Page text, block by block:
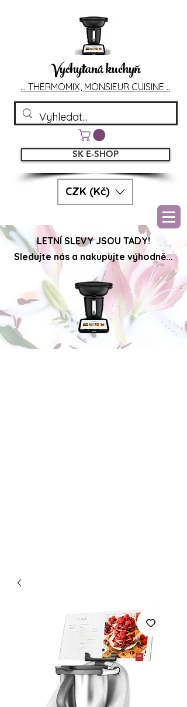
Vychytaná kuchyň
... THERMOMIX, MONSIEUR CUISINE ..
CZK (Kč)
SK E-SHOP
LETNÍ SLEVY JSOU TADY!
Sledujte nás a nakupujte výhodně...